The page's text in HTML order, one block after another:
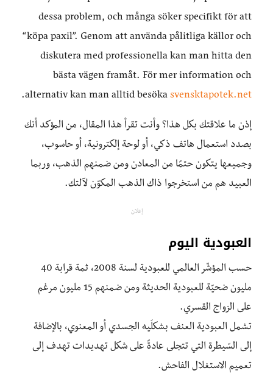
dessa problem, och många söker specifikt för att
“köpa paxil”. Genom att använda pålitliga källor och
diskutera med professionella kan man hitta den
bästa vägen framåt. För mer information och
alternativ kan man alltid besöka svensktapotek.net
.
إذن ما علاقتك بكل هذا؟ وأنت تقرأ هذا المقال، من المؤكد أنك
بصدد استعمال هاتف ذكي، أو لوحة إلكترونية، أو حاسوب،
وجميعها يتكون حتمًا من المعادن ومن ضمنهم الذهب، وربما
العبيد هم من استخرجوا ذاك الذهب المكوّن لآلتك.
إعلان
العبودية اليوم
حسب المؤشّر العالمي للعبودية لسنة 2008، ثمة قرابة 40
مليون ضحيّة للعبودية الحديثة ومن ضمنهم 15 مليون مرغم
على الزواج القسري.
تشمل العبودية العنف بشكلَيه الجسدي أو المعنوي، بالإضافة
إلى السّيطرة التي تتجلى عادةً على شكل تهديدات تهدف إلى
تعميم الاستغلال الفاحش.